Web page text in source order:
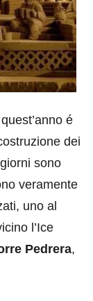
é
dei
sono
veramente
uno al
l’Ice
Pedrera,